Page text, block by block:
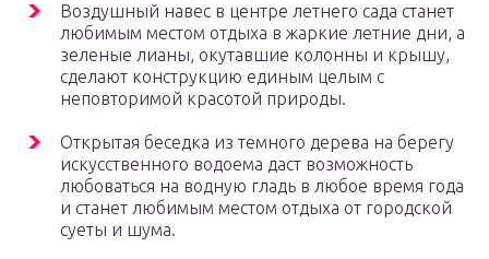
Воздушный навес в центре летнего сада станет
любимым местом отдыха в жаркие летние дни, а
зеленые лианы, окутавшие колонны и крышу,
сделают конструкцию единым целым с
неповторимой красотой природы.
Открытая беседка из темного дерева на берегу
искусственного водоема даст возможность
любоваться на водную гладь в любое время года
и станет любимым местом отдыха от городской
суеты и шума.